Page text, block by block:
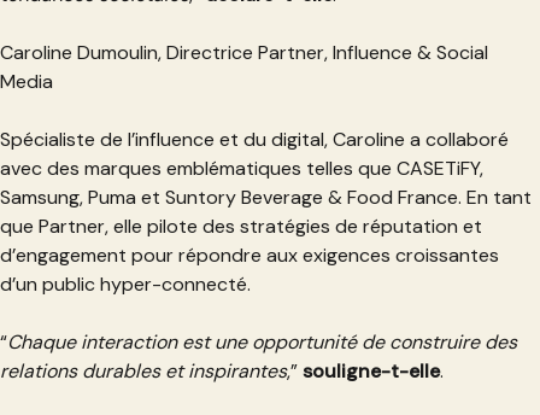
Caroline Dumoulin, Directrice Partner, Influence & Social
Media
Spécialiste de l’influence et du digital, Caroline a collaboré
avec des marques emblématiques telles que CASETiFY,
Samsung, Puma et Suntory Beverage & Food France. En tant
que Partner, elle pilote des stratégies de réputation et
d’engagement pour répondre aux exigences croissantes
d’un public hyper-connecté.
“Chaque interaction est une opportunité de construire des
relations durables et inspirantes,”souligne-t-elle.